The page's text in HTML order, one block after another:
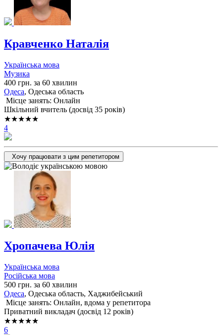
Кравченко Наталія
Українська мова
Музика
400 грн. за 60 хвилин
Одеса, Одеська область
Місце занять: Онлайн
Шкільний вчитель (досвід 35 років)
★★★★★
4
Хочу працювати з цим репетитором
Хропачева Юлія
Українська мова
Російська мова
500 грн. за 60 хвилин
Одеса, Одеська область, Хаджибейський
Місце занять: Онлайн, вдома у репетитора
Приватний викладач (досвід 12 років)
★★★★★
6